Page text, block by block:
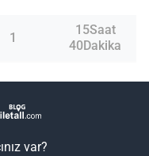
1
15Saat
40Dakika
var?